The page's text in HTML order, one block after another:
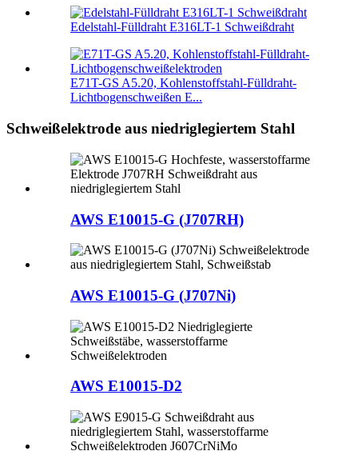
Edelstahl-Fülldraht E316LT-1 Schweißdraht
E71T-GS A5.20, Kohlenstoffstahl-Fülldraht-
Lichtbogenschweißen E...
Schweißelektrode aus niedriglegiertem Stahl
AWS E10015-G (J707RH)
AWS E10015-G (J707Ni)
AWS E10015-D2